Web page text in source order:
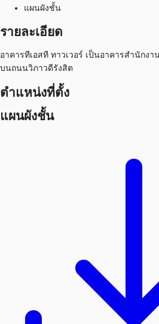
แผนผังชั้น
รายละเอียด
อาคารทีเอสที ทาวเวอร์ เป็นอาคารสำนักงา
บนถนนวิภาวดีรังสิต
ตำแหน่งที่ตั้ง
แผนผังชั้น